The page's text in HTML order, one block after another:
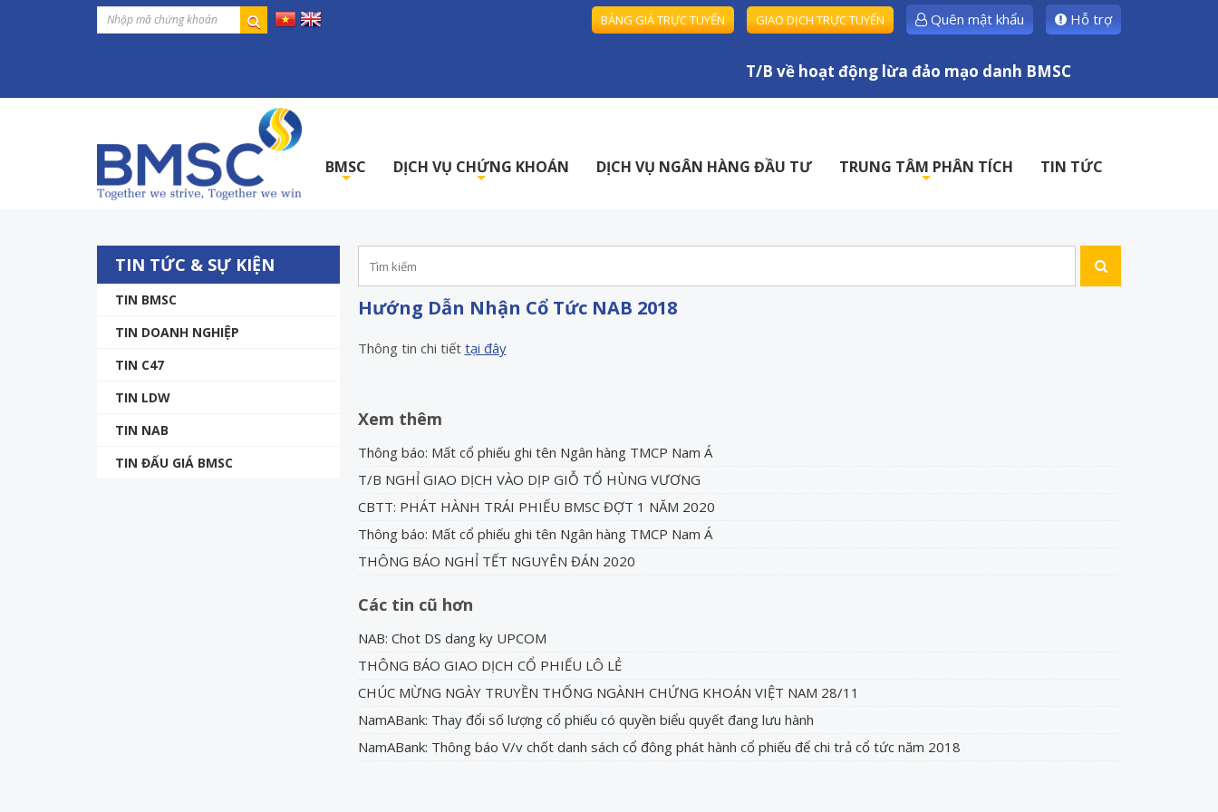
BẢNG GIÁ TRỰC TUYẾN GIAO DỊCH TRỰC TUYẾN Quên mật khẩu Hỗ trợ
T/B về hoạt động lừa đảo mạo danh BMSC
BMSC DỊCH VỤ CHỨNG KHOÁN DỊCH VỤ NGÂN HÀNG ĐẦU TƯ TRUNG TÂM PHÂN TÍCH TIN TỨC
TIN TỨC & SỰ KIỆN
TIN BMSC
TIN DOANH NGHIỆP
TIN C47
TIN LDW
TIN NAB
TIN ĐẤU GIÁ BMSC
Hướng Dẫn Nhận Cổ Tức NAB 2018
Thông tin chi tiết tại đây
Xem thêm
Thông báo: Mất cổ phiếu ghi tên Ngân hàng TMCP Nam Á
T/B NGHỈ GIAO DỊCH VÀO DỊP GIỖ TỔ HÙNG VƯƠNG
CBTT: PHÁT HÀNH TRÁI PHIẾU BMSC ĐỢT 1 NĂM 2020
Thông báo: Mất cổ phiếu ghi tên Ngân hàng TMCP Nam Á
THÔNG BÁO NGHỈ TẾT NGUYÊN ĐÁN 2020
Các tin cũ hơn
NAB: Chot DS dang ky UPCOM
THÔNG BÁO GIAO DỊCH CỔ PHIẾU LÔ LẺ
CHÚC MỪNG NGÀY TRUYỀN THỐNG NGÀNH CHỨNG KHOÁN VIỆT NAM 28/11
NamABank: Thay đổi số lượng cổ phiếu có quyền biểu quyết đang lưu hành
NamABank: Thông báo V/v chốt danh sách cổ đông phát hành cổ phiếu để chi trả cổ tức năm 2018